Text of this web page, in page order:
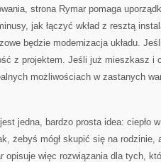
strona Rymar pomaga
jak łączyć wkład z resztą
będzie modernizacja układu.
z projektem. Jeśli już mieszkasz i
możliwościach w zastanych
jedna, bardzo prosta idea: ciepło
żebyś mógł skupić się na rodzinie,
więc rozwiązania dla tych,